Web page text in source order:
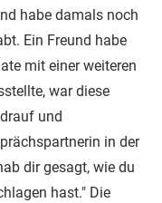
habe damals noch
Ein Freund habe
mit einer weiteren
war diese
und
in der
dir gesagt, wie du
hast." Die